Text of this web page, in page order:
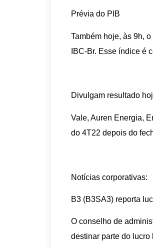
Prévia do PIB
Também hoje, às 9h,
IBC-Br. Esse índice é
Divulgam resultado
Vale, Auren Energia,
do 4T22 depois do
Notícias corporativas:
B3 (B3SA3) reporta
O conselho de
destinar parte do